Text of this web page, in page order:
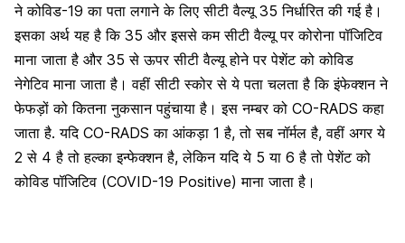
ने कोविड-19 का पता लगाने के लिए सीटी वैल्यू 35 निर्धारित की गई है।
इसका अर्थ यह है कि 35 और इससे कम सीटी वैल्यू पर कोरोना पॉजिटिव
माना जाता है और 35 से ऊपर सीटी वैल्यू होने पर पेशेंट को कोविड
नेगेटिव माना जाता है। वहीं सीटी स्कोर से ये पता चलता है कि इंफेक्शन ने
फेफड़ों को कितना नुकसान पहुंचाया है। इस नम्बर को CO-RADS कहा
जाता है. यदि CO-RADS का आंकड़ा 1 है, तो सब नॉर्मल है, वहीं अगर ये
2 से 4 है तो हल्का इन्फेक्शन है, लेकिन यदि ये 5 या 6 है तो पेशेंट को
कोविड पॉजिटिव (COVID-19 Positive) माना जाता है।